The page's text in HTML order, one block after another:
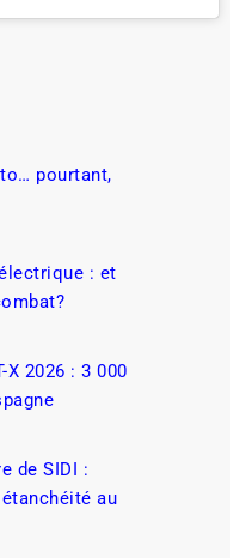
pourtant,
: et
X 2026 : 3 000
de SIDI :
au